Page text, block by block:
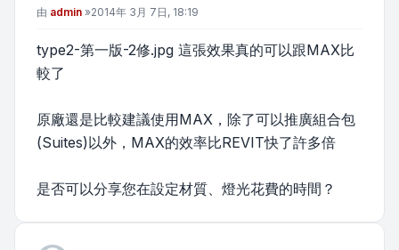
文章
由 admin »2014年 3月 7日, 18:19
type2-第一版-2修.jpg 這張效果真的可以跟MAX比
較了
原廠還是比較建議使用MAX，除了可以推廣組合包
(Suites)以外，MAX的效率比REVIT快了許多倍
是否可以分享您在設定材質、燈光花費的時間？